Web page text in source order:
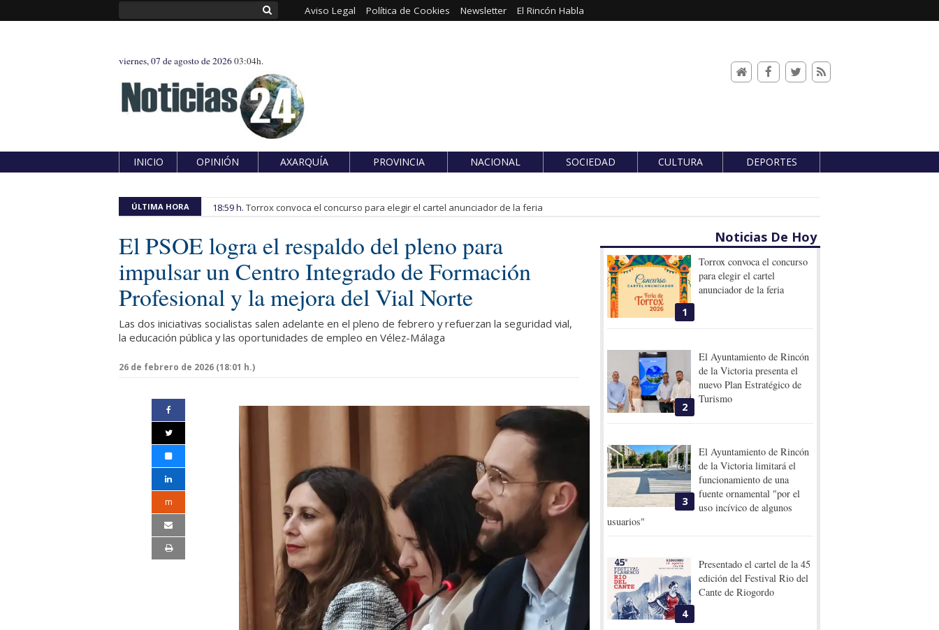
Aviso Legal Política de Cookies Newsletter El Rincón Habla
viernes, 07 de agosto de 202603:04h.
INICIO OPINIÓN AXARQUÍA PROVINCIA NACIONAL SOCIEDAD CULTURA DEPORTES
ÚLTIMA HORA 18:59 h. Torrox convoca el concurso para elegir el cartel anunciador de la feria
El PSOE logra el respaldo del pleno para
impulsar un Centro Integrado de Formación
Profesional y la mejora del Vial Norte
Las dos iniciativas socialistas salen adelante en el pleno de febrero y refuerzan la seguridad vial,
la educación pública y las oportunidades de empleo en Vélez-Málaga
26 de febrero de 2026 (18:01 h.)
m
Noticias De Hoy
1
Torrox convoca el concurso
para elegir el cartel
anunciador de la feria
2
El Ayuntamiento de Rincón
de la Victoria presenta el
nuevo Plan Estratégico de
Turismo
3
El Ayuntamiento de Rincón
de la Victoria limitará el
funcionamiento de una
fuente ornamental "por el
uso incívico de algunos
usuarios"
4
Presentado el cartel de la 45
edición del Festival Rio del
Cante de Riogordo